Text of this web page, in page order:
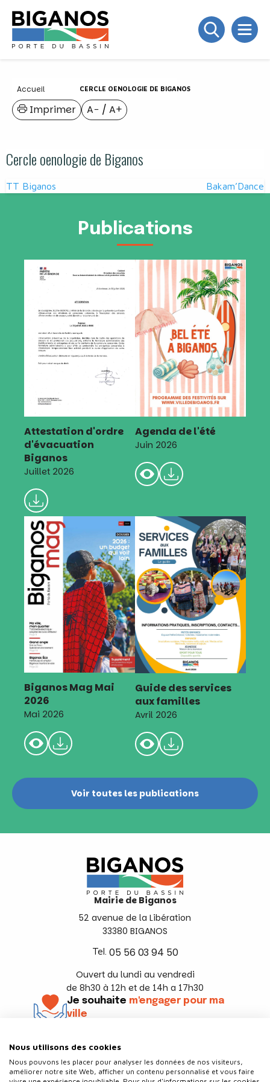
Accueil CERCLE OENOLOGIE DE BIGANOS
A− / A+
Imprimer
Cercle oenologie de Biganos
Navigation
TT Biganos Bakam’Dance
Publications
Attestation d'ordre
d'évacuation
Biganos
Juillet 2026
Agenda de l'été
Juin 2026
Biganos Mag Mai
2026
Mai 2026
Guide des services
aux familles
Avril 2026
Voir toutes les publications
Mairie de Biganos
52 avenue de la Libération
33380 BIGANOS
Tel. 05 56 03 94 50
Ouvert du lundi au vendredi
de 8h30 à 12h et de 14h a 17h30
Je souhaite m'engager pour ma
ville
Nous utilisons des cookies
Nous pouvons les placer pour analyser les données de nos visiteurs,
améliorer notre site Web, afficher un contenu personnalisé et vous faire